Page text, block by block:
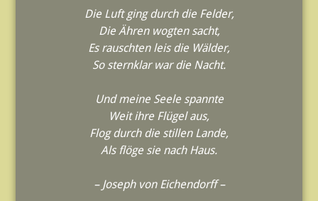
Die Luft ging durch die Felder,
Die Ähren wogten sacht,
Es rauschten leis die Wälder,
So sternklar war die Nacht.
Und meine Seele spannte
Weit ihre Flügel aus,
Flog durch die stillen Lande,
Als flöge sie nach Haus.
– Joseph von Eichendorff –